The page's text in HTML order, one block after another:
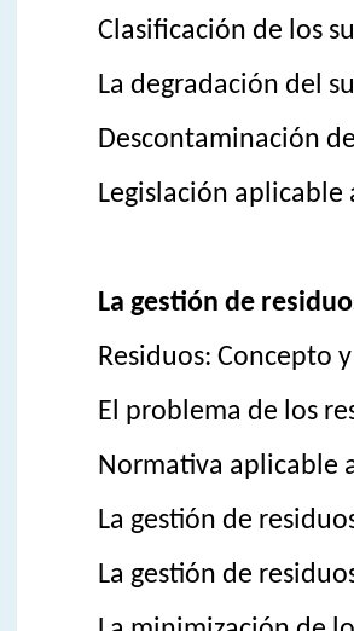
Clasificación de los
La degradación del
Descontaminación
Legislación
La gestión de
Residuos: Concepto
El problema de los
Normativa aplicable
La gestión de
La gestión de